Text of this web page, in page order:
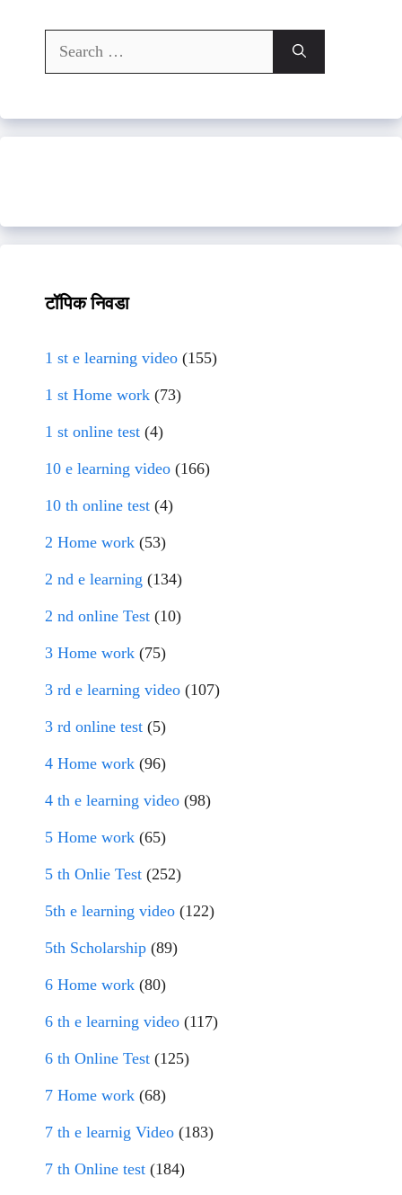
Search
for:
टॉपिक निवडा
1 st e learning video (155)
1 st Home work (73)
1 st online test (4)
10 e learning video (166)
10 th online test (4)
2 Home work (53)
2 nd e learning (134)
2 nd online Test (10)
3 Home work (75)
3 rd e learning video (107)
3 rd online test (5)
4 Home work (96)
4 th e learning video (98)
5 Home work (65)
5 th Onlie Test (252)
5th e learning video (122)
5th Scholarship (89)
6 Home work (80)
6 th e learning video (117)
6 th Online Test (125)
7 Home work (68)
7 th e learnig Video (183)
7 th Online test (184)